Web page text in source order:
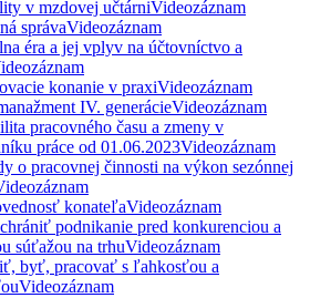
v mzdovej učtárniVideozáznam
správaVideozáznam
éra a jej vplyv na účtovníctvo a
konanie v praxiVideozáznam
IV. generácieVideozáznam
pracovného času a zmeny v
práce od 01.06.2023Videozáznam
o pracovnej činnosti na výkon sezónnej
konateľaVideozáznam
podnikanie pred konkurenciou a
súťažou na trhuVideozáznam
byť, pracovať s ľahkosťou a
Videozáznam